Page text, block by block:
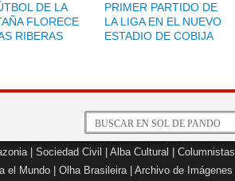
DE LA
FLORECE
RIBERAS
PRIMER PARTIDO DE
LA LIGA EN EL NUEVO
ESTADIO DE COBIJA
| Sociedad Civil Alba Cultural Columnistas
el Mundo Olha Brasileira| Archivo de Imágenes